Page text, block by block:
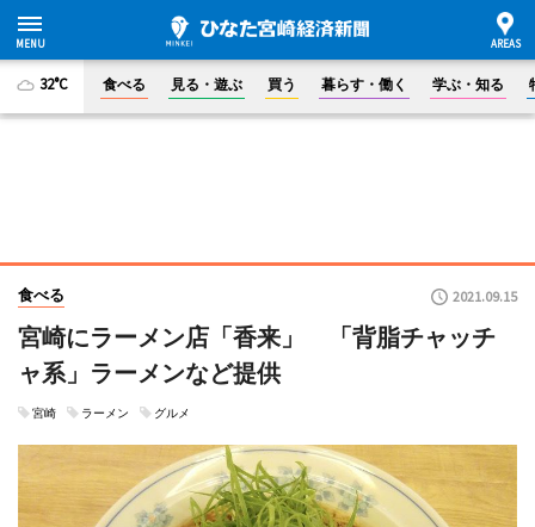
32°C 食べる 見る・遊ぶ 買う 暮らす・働く 学ぶ・知る
食べる 2021.09.15
宮崎にラーメン店「香来」 「背脂チャッチ
ャ系」ラーメンなど提供
宮崎 ラーメン グルメ